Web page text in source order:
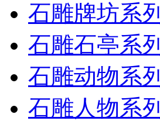
石雕牌坊系列
石雕石亭系列
石雕动物系列
石雕人物系列